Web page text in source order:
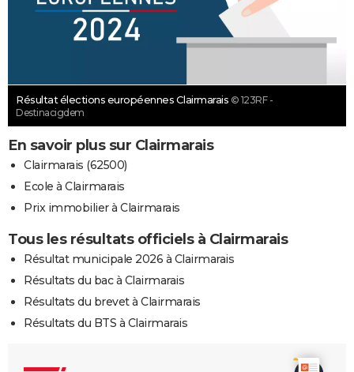
Résultat élections européennes Clairmarais © 123RF -
Destinacigdem
En savoir plus sur Clairmarais
Clairmarais (62500)
Ecole à Clairmarais
Prix immobilier à Clairmarais
Tous les résultats officiels à Clairmarais
Résultat municipale 2026 à Clairmarais
Résultats du bac à Clairmarais
Résultats du brevet à Clairmarais
Résultats du BTS à Clairmarais